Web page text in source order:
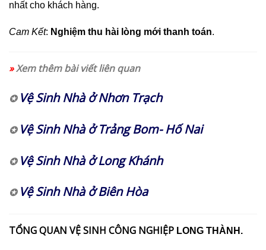
nhất cho khách hàng.
Cam Kết: Nghiệm thu hài lòng mới thanh toán.
»Xem thêm bài viết liên quan
✪ Vệ Sinh Nhà ở Nhơn Trạch
✪ Vệ Sinh Nhà ở Trảng Bom- Hố Nai
✪ Vệ Sinh Nhà ở Long Khánh
✪ Vệ Sinh Nhà ở Biên Hòa
TỔNG QUAN VỆ SINH CÔNG NGHIỆP LONG THÀNH.